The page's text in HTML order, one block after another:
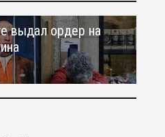
выдал ордер на